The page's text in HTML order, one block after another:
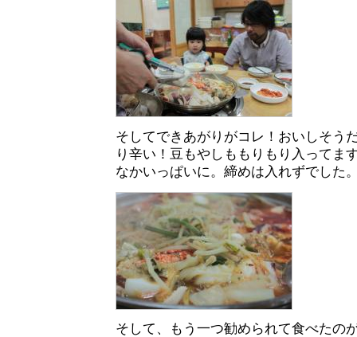
そしてできあがりがコレ！おいしそう
り辛い！豆もやしももりもり入ってま
なかいっぱいに。締めは入れずでした
そして、もう一つ勧められて食べたの